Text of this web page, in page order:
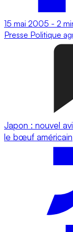
15 mai 2005 - 2
Presse Politique
Japon : nouvel
le bœuf américain